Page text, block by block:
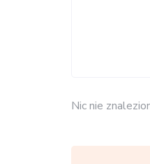
Nic nie